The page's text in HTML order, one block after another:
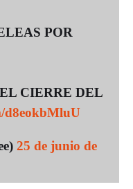
POR
CIERRE DEL
d8eokbMluU
25 de junio de